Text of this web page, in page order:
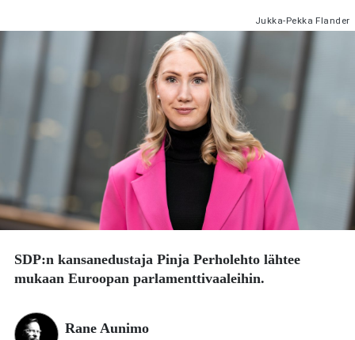
Jukka-Pekka Flander
SDP:n kansanedustajaPinja Perholehtolähtee
mukaan Euroopan parlamenttivaaleihin.
Rane Aunimo